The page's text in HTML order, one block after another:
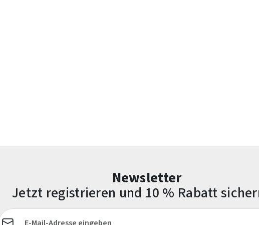
Newsletter
Jetzt registrieren und 10 % Rabatt
E-Mail-Adresse*